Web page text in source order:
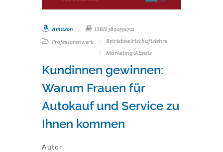
Amazon
ISBN 3890591701
Professorenwerk
Betriebswirtschaftslehre
Marketing/Absatz
Kundinnen gewinnen:
Warum Frauen für
Autokauf und Service zu
Ihnen kommen
Autor